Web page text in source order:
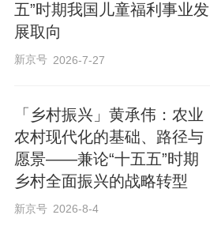
五”时期我国儿童福利事业发
展取向
新京号 2026-7-27
「乡村振兴」黄承伟：农业
农村现代化的基础、路径与
愿景——兼论“十五五”时期
乡村全面振兴的战略转型
新京号 2026-8-4